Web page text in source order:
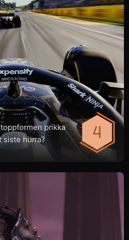
prikka
siste hurra?